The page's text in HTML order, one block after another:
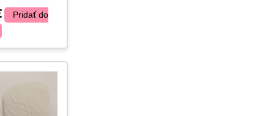
Pridať do